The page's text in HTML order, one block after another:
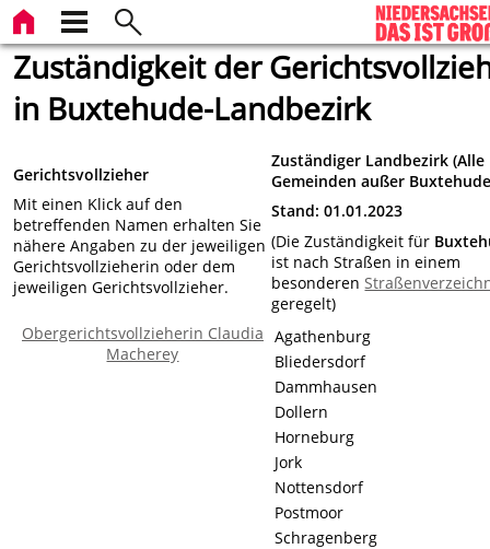
Zuständigkeit der
in Buxtehude-Landbezirk
Gerichtsvollzieher
Mit einen Klick auf den
betreffenden Namen erhalten Sie
nähere Angaben zu der jeweiligen
Gerichtsvollzieherin oder dem
jeweiligen Gerichtsvollzieher.
Zuständiger Landbezirk (Alle
Gemeinden außer
Stand: 01.01.2023
(Die Zuständigkeit für
ist nach Straßen in einem
besonderen
geregelt)
Obergerichtsvollzieherin Claudia
Macherey
Agathenburg
Bliedersdorf
Dammhausen
Dollern
Horneburg
Jork
Nottensdorf
Postmoor
Schragenberg